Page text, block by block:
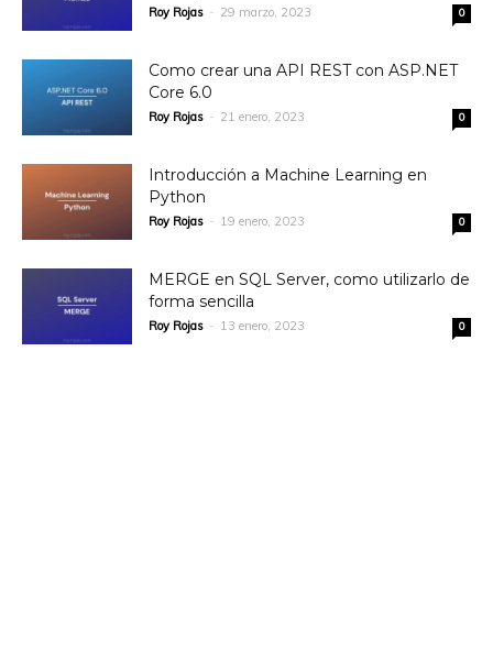
Roy Rojas - 29 marzo, 2023 0
Como crear una API REST con ASP.NET
Core 6.0
Roy Rojas - 21 enero, 2023 0
Introducción a Machine Learning en
Python
Roy Rojas - 19 enero, 2023 0
MERGE en SQL Server, como utilizarlo de
forma sencilla
Roy Rojas - 13 enero, 2023 0